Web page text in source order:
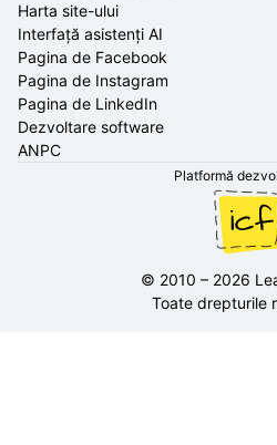
Harta site-ului
Interfață asistenți AI
Pagina de Facebook
Pagina de Instagram
Pagina de LinkedIn
Dezvoltare software
ANPC
Platformă
© 2010 – 2026
Toate drepturile